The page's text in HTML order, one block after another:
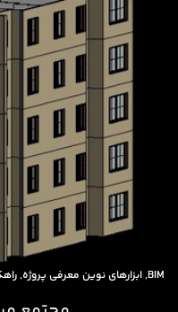
BIM
, ابزارهای نوین معرفی پروژه,